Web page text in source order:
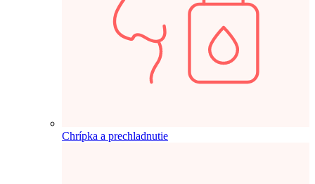
Chrípka a prechladnutie